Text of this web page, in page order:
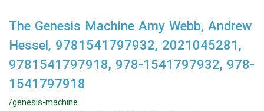
The Genesis Machine Amy Webb, Andrew
Hessel, 9781541797932, 2021045281,
9781541797918, 978-1541797932, 978-
1541797918
/genesis-machine